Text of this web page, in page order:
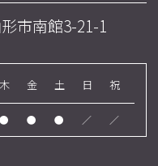
市南館3-21-1
木 金 土 日 祝
● ● ● ／ ／